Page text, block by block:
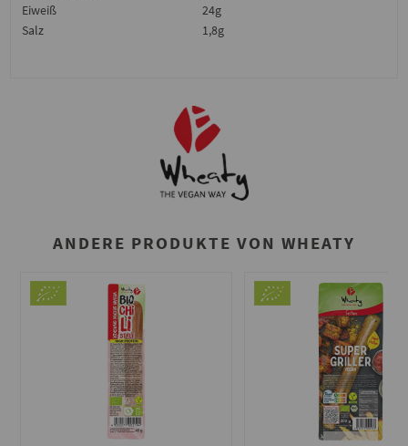
Eiweiß
24g
Salz
1,8g
ANDERE PRODUKTE VON WHEATY